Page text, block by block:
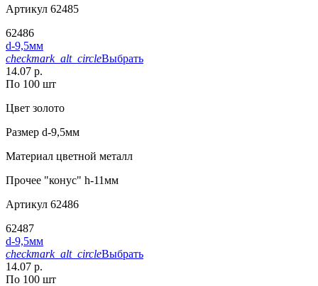
Артикул 62485
62486
d-9,5мм
checkmark_alt_circleВыбрать
14.07 р.
По 100 шт
Цвет золото
Размер d-9,5мм
Материал цветной металл
Прочее "конус" h-11мм
Артикул 62486
62487
d-9,5мм
checkmark_alt_circleВыбрать
14.07 р.
По 100 шт